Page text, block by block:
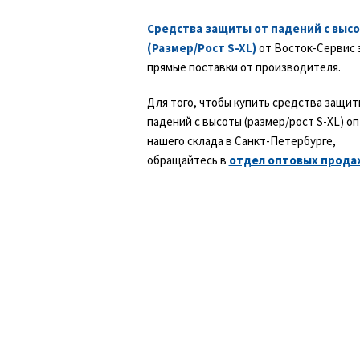
10.5 мм 10 м
11м
15 м
2 м
20 М
20м
26см
Средства защиты от падений с
(Размер/Рост S-XL)от Восток-Сервис
прямые поставки от производителя.
Для того, чтобы купить средства
падений с высоты (размер/рост S-XL)
нашего склада в Санкт-Петербурге,
обращайтесь в отдел оптовых